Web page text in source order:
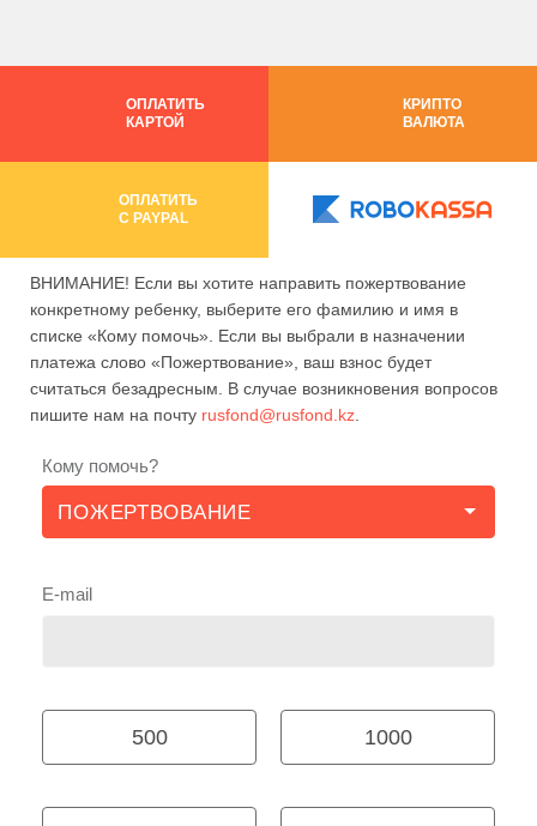
ОПЛАТИТЬ
КАРТОЙ
КРИПТО
ВАЛЮТА
ОПЛАТИТЬ
C PAYPAL
ВНИМАНИЕ! Если вы хотите направить пожертвование
конкретному ребенку, выберите его фамилию и имя в
списке «Кому помочь». Если вы выбрали в назначении
платежа слово «Пожертвование», ваш взнос будет
считаться безадресным. В случае возникновения вопросов
пишите нам на почту rusfond@rusfond.kz
Кому помочь?
E-mail
500 1000